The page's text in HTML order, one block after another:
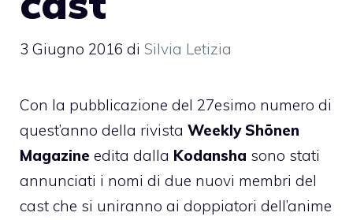
3 Giugno 2016 di Silvia Letizia
Con la pubblicazione del 27esimo numero di
quest’anno della rivista Weekly Shōnen
Magazine edita dalla Kodansha sono stati
annunciati i nomi di due nuovi membri del
cast che si uniranno ai doppiatori dell’anime